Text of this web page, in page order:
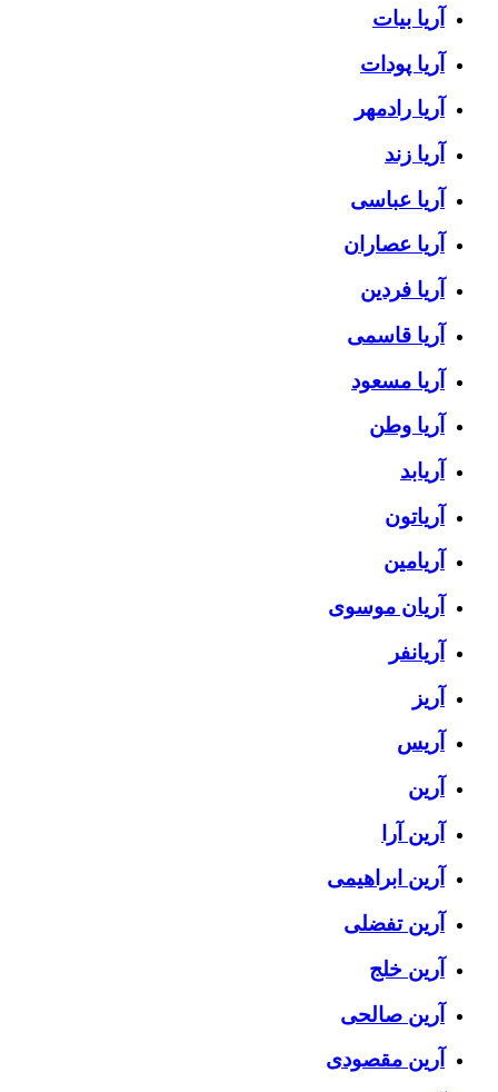
آریا بیات
آریا پودات
آریا رادمهر
آریا زند
آریا عباسی
آریا عصاران
آریا فردین
آریا قاسمی
آریا مسعود
آریا وطن
آریابد
آریاتون
آریامین
آریان موسوی
آریانفر
آریز
آریس
آرین
آرین آرا
آرین ابراهیمی
آرین تفضلی
آرین خلج
آرین صالحی
آرین مقصودی